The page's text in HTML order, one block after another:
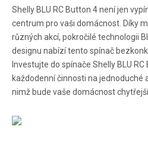
Shelly BLU RC Button 4 není jen
centrum pro vaši domácnost. Díky
různých akcí, pokročilé technologii
designu nabízí tento spínač
Investujte do spínače Shelly BLU
každodenní činnosti na
nimž bude vaše domácnost